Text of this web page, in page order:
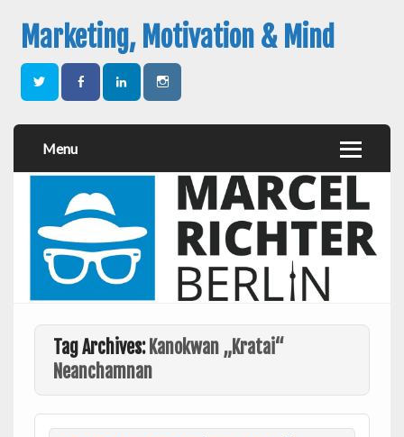
Marketing, Motivation & Mind
Menu
Tag Archives: Kanokwan „Kratai“
Neanchamnan